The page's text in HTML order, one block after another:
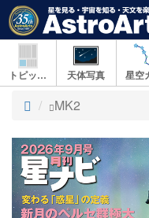
トピックス 天体写真
ト
プ
MK2